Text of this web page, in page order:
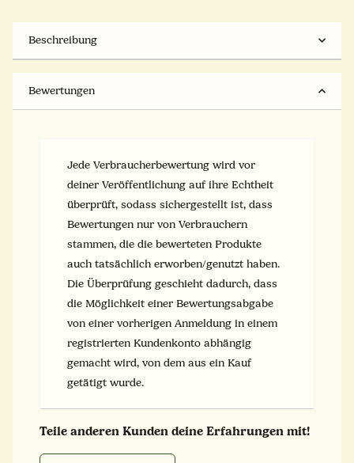
Beschreibung
Bewertungen
Jede Verbraucherbewertung wird vor
deiner Veröffentlichung auf ihre Echtheit
überprüft, sodass sichergestellt ist, dass
Bewertungen nur von Verbrauchern
stammen, die die bewerteten Produkte
auch tatsächlich erworben/genutzt haben.
Die Überprüfung geschieht dadurch, dass
die Möglichkeit einer Bewertungsabgabe
von einer vorherigen Anmeldung in einem
registrierten Kundenkonto abhängig
gemacht wird, von dem aus ein Kauf
getätigt wurde.
Teile anderen Kunden deine Erfahrungen mit!